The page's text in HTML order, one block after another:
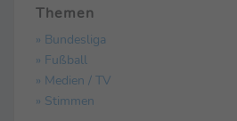
Themen
» Bundesliga
» Fußball
» Medien / TV
» Stimmen